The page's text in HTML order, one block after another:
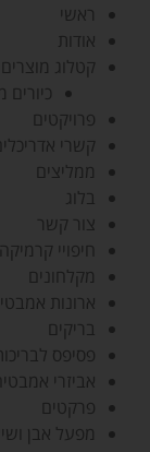
ראשי
אודות
קטלוג מוצרים
כיורים
פרויקטים
קשרי
ממליצים
בלוג
צור קשר
חיפויי קרמיקה
מקלחונים
ארונות
בריקים
פסיפס
אביזרי
פרקטים
מפעל אבן